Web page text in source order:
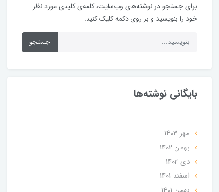
برای جستجو در نوشته‌های وب‌سایت، کلمه‌ی کلیدی مورد نظر
خود را بنویسید و بر روی دکمه کلیک کنید.
جستجو
بایگانی نوشته‌ها
مهر 1403
بهمن 1402
دی 1402
اسفند 1401